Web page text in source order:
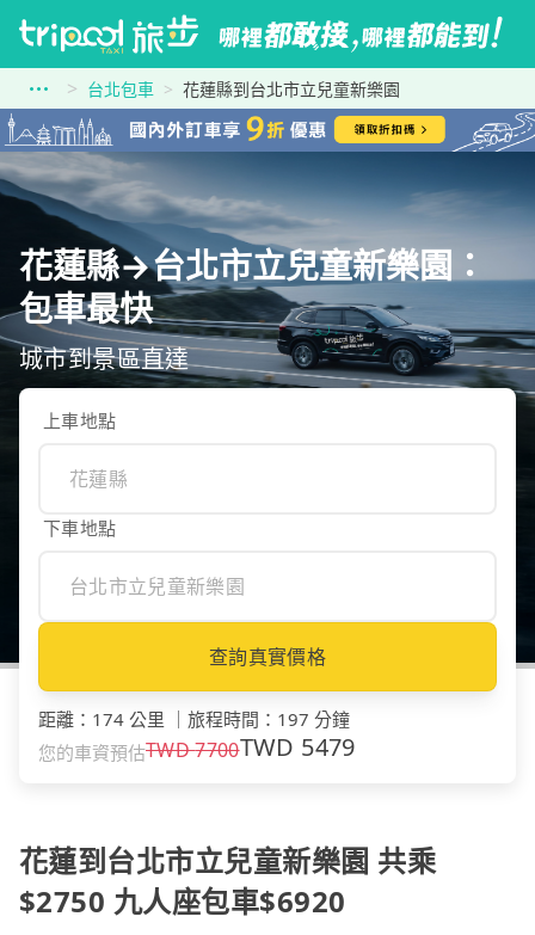
台北包車 花蓮縣到台北市立兒童新樂園
花蓮縣→台北市立兒童新樂園：
包車最快
城市到景區直達
上車地點
下車地點
查詢真實價格
距離 ： 174 公里 旅程時間 ： 197 分鐘
您的車資預估TWD7700TWD 5479
花蓮到台北市立兒童新樂園 共乘
$2750 九人座包車$6920